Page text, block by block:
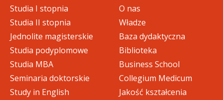
Studia I stopnia
Studia II stopnia
Jednolite magisterskie
Studia podyplomowe
Studia MBA
Seminaria doktorskie
Study in English
O nas
Władze
Baza dydaktyczna
Biblioteka
Business School
Collegium Medicum
Jakość kształcenia